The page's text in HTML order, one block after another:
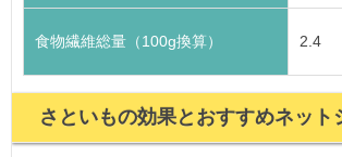
食物繊維総量（100g換算） 2.4
さといもの効果とおすすめネット